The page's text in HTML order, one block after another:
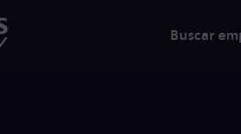
Buscar